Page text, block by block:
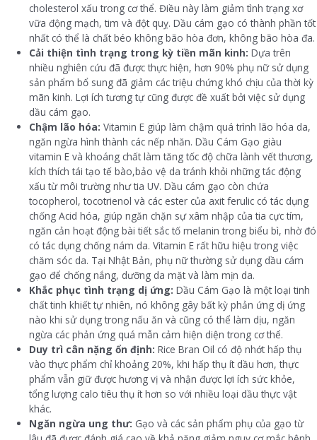
cholesterol xấu trong cơ thể. Điều này làm giảm tình trạng xơ
vữa động mạch, tim và đột quỵ. Dầu cám gạo có thành phần tốt
nhất có thể là chất béo không bão hòa đơn, không bão hòa đa.
Cải thiện tình trạng trong kỳ tiền mãn kinh: Dựa trên
nhiều nghiên cứu đã được thực hiện, hơn 90% phụ nữ sử dụng
sản phẩm bổ sung đã giảm các triệu chứng khó chịu của thời kỳ
mãn kinh. Lợi ích tương tự cũng được đề xuất bởi việc sử dụng
dầu cám gạo.
Chậm lão hóa: Vitamin E giúp làm chậm quá trình lão hóa da,
ngăn ngừa hình thành các nếp nhăn. Dầu Cám Gạo giàu
vitamin E và khoáng chất làm tăng tốc độ chữa lành vết thương,
kích thích tái tạo tế bào,bảo vệ da tránh khỏi những tác động
xấu từ môi trường như tia UV. Dầu cám gạo còn chứa
tocopherol, tocotrienol và các ester của axit ferulic có tác dụng
chống Acid hóa, giúp ngăn chặn sự xâm nhập của tia cực tím,
ngăn cản hoạt động bài tiết sắc tố melanin trong biểu bì, nhờ đó
có tác dụng chống nám da. Vitamin E rất hữu hiệu trong việc
chăm sóc da. Tại Nhật Bản, phụ nữ thường sử dụng dầu cám
gạo để chống nắng, dưỡng da mặt và làm mịn da.
Khắc phục tình trạng dị ứng:Dầu Cám Gạo là một loại tinh
chất tinh khiết tự nhiên, nó không gây bất kỳ phản ứng dị ứng
nào khi sử dụng trong nấu ăn và cũng có thể làm dịu, ngăn
ngừa các phản ứng quá mẫn cảm hiện diện trong cơ thể.
Duy trì cân nặng ổn định:Rice Bran Oil có độ nhớt hấp thụ
vào thực phẩm chỉ khoảng 20%, khi hấp thụ ít dầu hơn, thực
phẩm vẫn giữ được hương vị và nhận được lợi ích sức khỏe,
tổng lượng calo tiêu thụ ít hơn so với nhiều loại dầu thực vật
khác.
Ngăn ngừa ung thư: Gạo và các sản phẩm phụ của gạo từ